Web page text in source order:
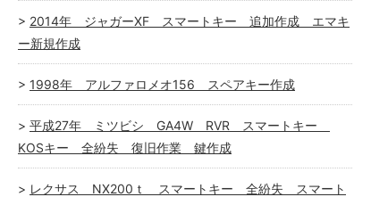
2014年 ジャガーXF スマートキー 追加作成 エマキ
ー新規作成
1998年 アルファロメオ156 スペアキー作成
平成27年 ミツビシ GA4W RVR スマートキー
KOSキー 全紛失 復旧作業 鍵作成
レクサス NX200ｔ スマートキー 全紛失 スマート